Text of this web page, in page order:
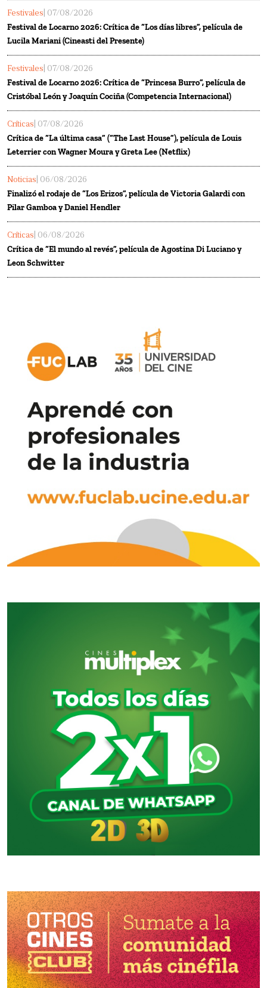
Festivales | 07/08/2026
Festival de Locarno 2026: Crítica de “Los días libres”, película de
Lucila Mariani (Cineasti del Presente)
Festivales | 07/08/2026
Festival de Locarno 2026: Crítica de “Princesa Burro”, película de
Cristóbal León y Joaquín Cociña (Competencia Internacional)
Críticas | 07/08/2026
Crítica de “La última casa” (“The Last House”), película de Louis
Leterrier con Wagner Moura y Greta Lee (Netflix)
Noticias | 06/08/2026
Finalizó el rodaje de “Los Erizos”, película de Victoria Galardi con
Pilar Gamboa y Daniel Hendler
Críticas | 06/08/2026
Crítica de “El mundo al revés”, película de Agostina Di Luciano y
Leon Schwitter